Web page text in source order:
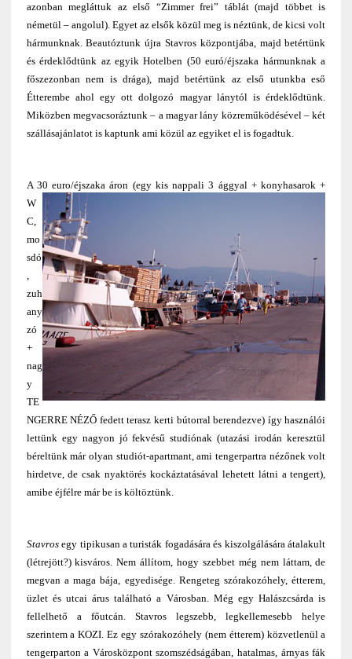
azonban megláttuk az első “Zimmer frei” táblát (majd többet is
németül – angolul). Egyet az elsők közül meg is néztünk, de kicsi volt
hármunknak. Beautóztunk újra Stavros központjába, majd betértünk
és érdeklődtünk az egyik Hotelben (50 euró/éjszaka hármunknak a
főszezonban nem is drága), majd betértünk az első utunkba eső
Étterembe ahol egy ott dolgozó magyar lánytólis érdeklődtünk.
Miközben megvacsoráztunk – a magyar lány közreműködésével – két
szállásajánlatot is kaptunk ami közül az egyiket el is fogadtuk.
A 30 euro/éjszaka áron (egy kis nappali 3 ággyal + konyhasarok +
W
C,
mo
sdó
,
zuh
any
zó
+
nag
y
TE
NGERRE NÉZŐ fedett terasz kerti bútorral berendezve) így használói
lettünk egy nagyon jó fekvésű studiónak (utazási irodán keresztül
béreltünk már olyan studiót-apartmant, ami tengerpartra nézőnek volt
hirdetve, de csak nyaktörés kockáztatásával lehetett látni a tengert),
amibe éjfélre már be is költöztünk.
Stavrosegy tipikusan a turisták fogadására és kiszolgálására átalakult
(létrejött?) kisváros. Nem állítom, hogy szebbet még nem láttam, de
megvan a maga bája, egyedisége. Rengeteg szórakozóhely, étterem,
üzlet és utcai árus található a Városban. Még egy Halászcsárda is
fellelhető a főutcán. Stavros legszebb, legkellemesebb helye
szerintem a KOZI. Ez egy szórakozóhely (nem étterem) közvetlenül a
tengerparton a Városközpont szomszédságában, hatalmas, árnyas fák